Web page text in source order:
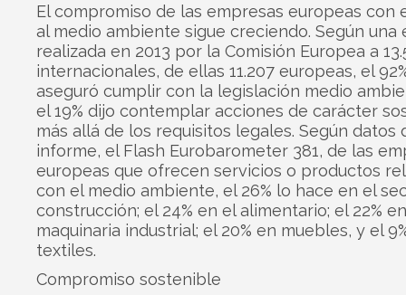
El compromiso de las empresas europeas con
al medio ambiente sigue creciendo. Según una
realizada en 2013 por la Comisión Europea a
internacionales, de ellas 11.207 europeas, el
aseguró cumplir con la legislación medio
el 19% dijo contemplar acciones de carácter
más allá de los requisitos legales. Según datos
informe, el Flash Eurobarometer 381, de las
europeas que ofrecen servicios o productos
con el medio ambiente, el 26% lo hace en el
construcción; el 24% en el alimentario; el 22% en
maquinaria industrial; el 20% en muebles, y el
textiles.
Compromiso sostenible